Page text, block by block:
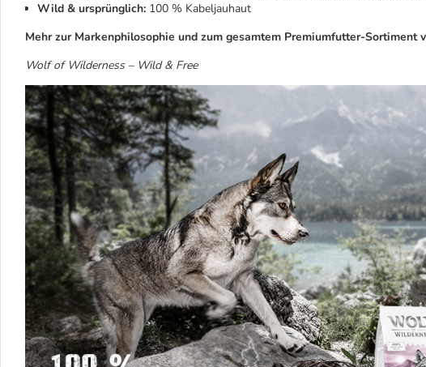
Wild & ursprünglich: 100 % Kabeljauhaut
Mehr zur Markenphilosophie und zum gesamtem Premiumfutter-
Wolf of Wilderness – Wild & Free